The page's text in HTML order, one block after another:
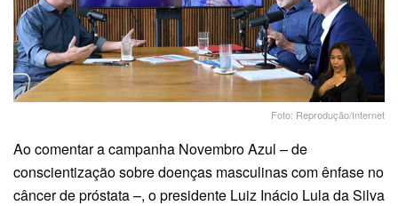
Foto: Reprodução/Internet
Ao comentar a campanha Novembro Azul – de
conscientização sobre doenças masculinas com ênfase no
câncer de próstata –, o presidente Luiz Inácio Lula da Silva